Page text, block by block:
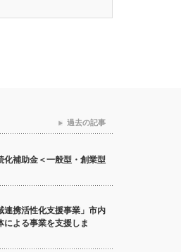
化補助金＜一般型・創業型
連携活性化支援事業」市内
による事業を支援しま
過去の記事